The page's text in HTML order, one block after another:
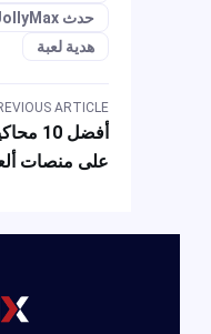
حدث JollyMax
هدية لعبة
PREVIOUS ARTICLE
على منصات ألعاب